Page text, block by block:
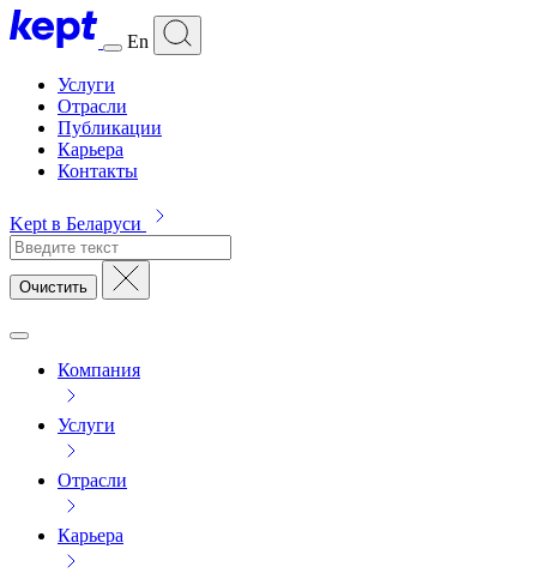
En
Услуги
Отрасли
Публикации
Карьера
Контакты
Kept в Беларуси
Очистить
Компания
Услуги
Отрасли
Карьера